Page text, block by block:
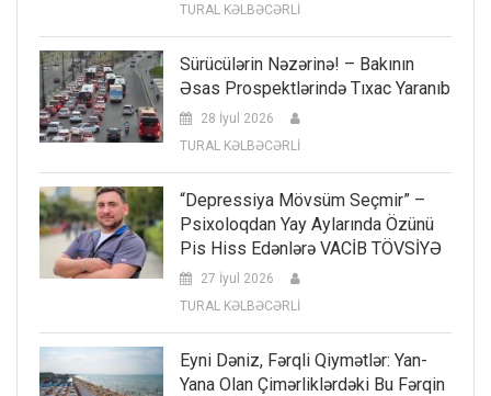
TURAL KƏLBƏCƏRLİ
Sürücülərin Nəzərinə! – Bakının
Əsas Prospektlərində Tıxac Yaranıb
28 İyul 2026
TURAL KƏLBƏCƏRLİ
“Depressiya Mövsüm Seçmir” –
Psixoloqdan Yay Aylarında Özünü
Pis Hiss Edənlərə VACİB TÖVSİYƏ
27 İyul 2026
TURAL KƏLBƏCƏRLİ
Eyni Dəniz, Fərqli Qiymətlər: Yan-
Yana Olan Çimərliklərdəki Bu Fərqin